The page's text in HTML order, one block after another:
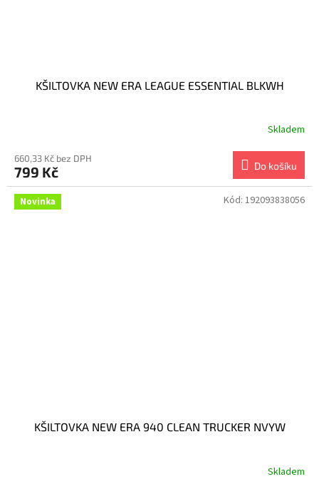
KŠILTOVKA NEW ERA LEAGUE ESSENTIAL BLKWH
Skladem
660,33 Kč bez DPH
799 Kč Do košíku
Novinka
KŠILTOVKA NEW ERA 940 CLEAN TRUCKER NVYW
Skladem
Kód: 192093838056